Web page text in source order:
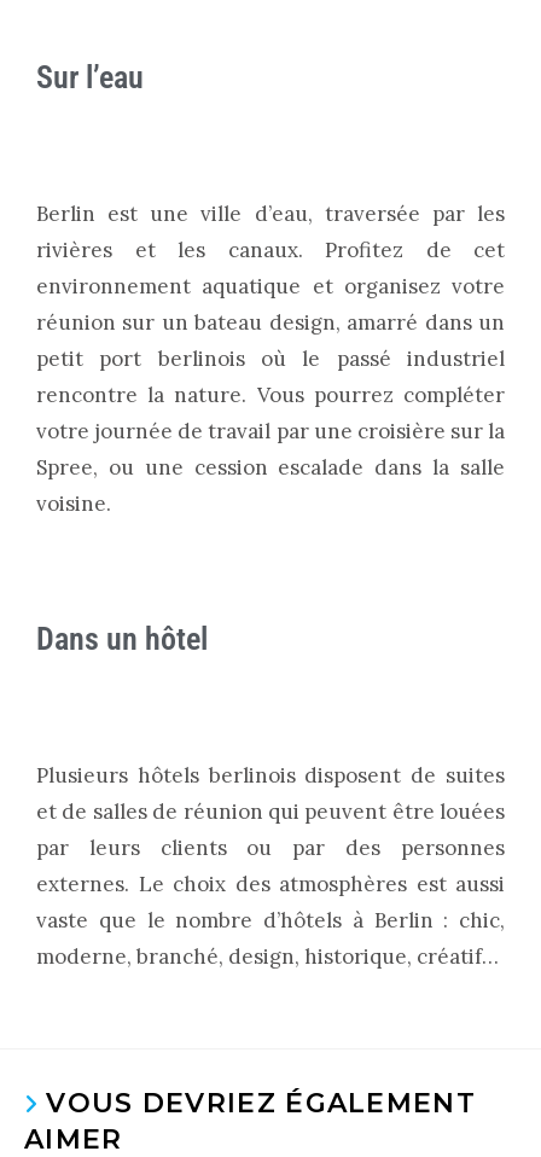
Sur l’eau
Berlin est une ville d’eau, traversée par les
rivières et les canaux. Profitez de cet
environnement aquatique et organisez votre
réunion sur un bateau design, amarré dans un
petit port berlinois où le passé industriel
rencontre la nature. Vous pourrez compléter
votre journée de travail par une croisière sur la
Spree, ou une cession escalade dans la salle
voisine.
Dans un hôtel
Plusieurs hôtels berlinois disposent de suites
et de salles de réunion qui peuvent être louées
par leurs clients ou par des personnes
externes. Le choix des atmosphères est aussi
vaste que le nombre d’hôtels à Berlin : chic,
moderne, branché, design, historique, créatif…
VOUS DEVRIEZ ÉGALEMENT
AIMER